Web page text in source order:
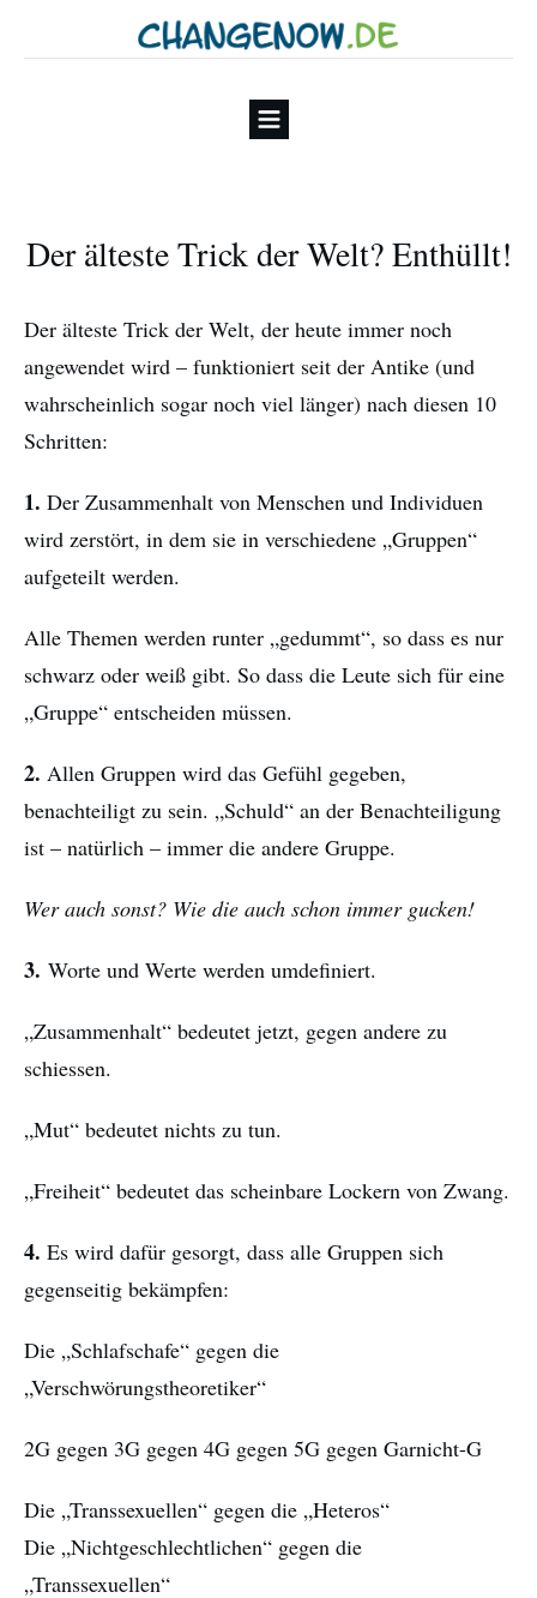
Der älteste Trick der Welt? Enthüllt!
Der älteste Trick der Welt, der heute immer noch
angewendet wird – funktioniert seit der Antike (und
wahrscheinlich sogar noch viel länger) nach diesen 10
Schritten:
1. Der Zusammenhalt von Menschen und Individuen
wird zerstört, in dem sie in verschiedene „Gruppen“
aufgeteilt werden.
Alle Themen werden runter „gedummt“, so dass es nur
schwarz oder weiß gibt. So dass die Leute sich für eine
„Gruppe“ entscheiden müssen.
2. Allen Gruppen wird das Gefühl gegeben,
benachteiligt zu sein. „Schuld“ an der Benachteiligung
ist – natürlich – immer die andere Gruppe.
Wer auch sonst? Wie die auch schon immer gucken!
3. Worte und Werte werden umdefiniert.
„Zusammenhalt“ bedeutet jetzt, gegen andere zu
schiessen.
„Mut“ bedeutet nichts zu tun.
„Freiheit“ bedeutet das scheinbare Lockern von Zwang.
4. Es wird dafür gesorgt, dass alle Gruppen sich
gegenseitig bekämpfen:
Die „Schlafschafe“ gegen die
„Verschwörungstheoretiker“
2G gegen 3G gegen 4G gegen 5G gegen Garnicht-G
Die „Transsexuellen“ gegen die „Heteros“
Die „Nichtgeschlechtlichen“ gegen die
„Transsexuellen“